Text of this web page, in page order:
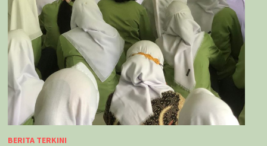
BERITA TERKINI